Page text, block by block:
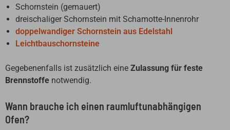
Schornstein (gemauert)
dreischaliger Schornstein mit Schamotte-Innenrohr
doppelwandiger Schornstein aus Edelstahl
Leichtbauschornsteine
Gegebenenfalls ist zusätzlich eine Zulassung für feste
Brennstoffe notwendig.
Wann brauche ich einen raumluftunabhängigen
Ofen?